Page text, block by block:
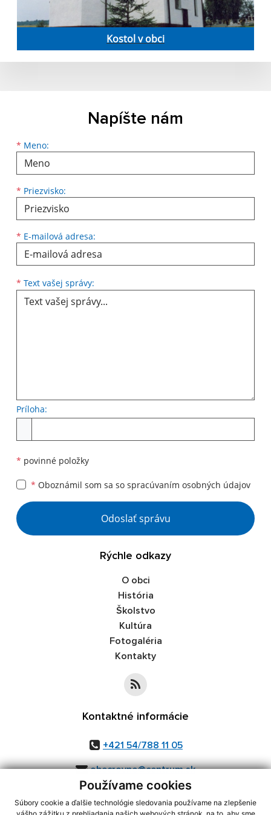
Používame cookies
Súbory cookie a ďalšie technológie sledovania používame na zlepšenie
Kostol v obci
Napíšte nám
* Meno:
Meno
* Priezvisko:
Priezvisko
* E-mailová adresa:
E-mailová adresa
* Text vašej správy:
Príloha:
* povinné položky
* Oboznámil som sa so spracúvaním osobných údajov
Google reCaptcha Response
Odoslať správu
Rýchle odkazy
O obci
História
Školstvo
Kultúra
Fotogaléria
Kontakty
Kontaktné informácie
+421 54/788 11 05
obecrovne@centrum.sk